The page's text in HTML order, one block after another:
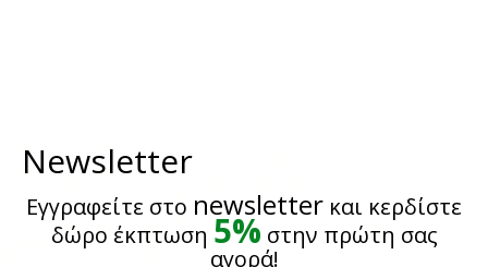
Newsletter
Εγγραφείτε στο newsletter και κερδίστε
δώρο έκπτωση 5% στην πρώτη σας
αγορά!